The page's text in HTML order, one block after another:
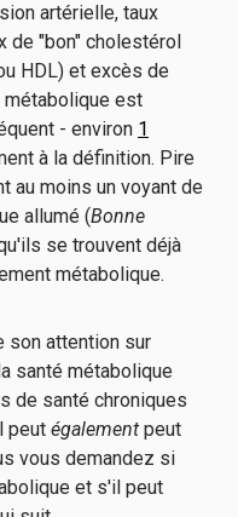
artérielle, taux
de "bon" cholestérol
HDL) et excès de
est
- environ 1
à la définition. Pire
au moins un voyant de
allumé (Bonne
se trouvent déjà
métabolique.
son attention sur
santé métabolique
de santé chroniques
peut également peut
vous demandez si
et s'il peut